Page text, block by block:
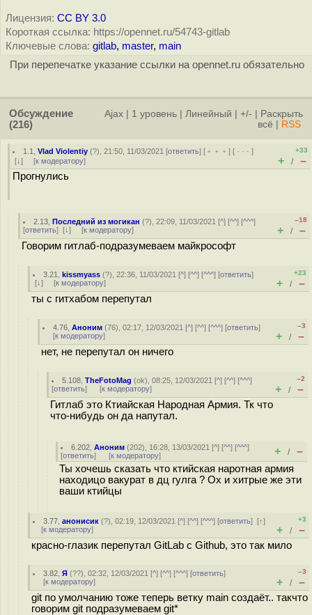
Лицензия: CC BY 3.0
Короткая ссылка: https://opennet.ru/54743-gitlab
Ключевые слова: gitlab, master, main
При перепечатке указание ссылки на opennet.ru обязательно
Обсуждение
(216)
Ajax 1 уровень Линейный +/-
Раскрыть
всё
RSS
1.1 ,Vlad Violentiy (?), 21:50, 11/03/2021 [ответить] [ ﹢﹢﹢] [ · · ·]
[↓] [к модератору]
+33
+ / –
Прогнулись
2.13 ,Последний из могикан (?), 22:09, 11/03/2021 [^] [^^] [^^^]
[ответить] [↓] [к модератору]
–18
+ / –
Говорим гитлаб-подразумеваем майкрософт
3.21 ,kissmyass (?), 22:36, 11/03/2021 [^] [^^] [^^^] [ответить]
[↓] [к модератору]
+23
+ / –
ты с гитхабом перепутал
4.76 ,Аноним (76), 02:17, 12/03/2021 [^] [^^] [^^^] [ответить]
[к модератору]
–3
+ / –
нет, не перепутал он ничего
5.108 ,TheFotoMag (ok), 08:25, 12/03/2021 [^] [^^] [^^^]
[ответить] [к модератору]
–2
+ / –
Гитлаб это Ктиайская Народная Армия. Тк что
что-нибудь он да напутал.
6.202 ,Аноним (202), 16:28, 13/03/2021 [^] [^^] [^^^]
[ответить] [к модератору] + / –
Ты хочешь сказать что ктийская наротная армия
находицо вакурат в дц гулга ? Ох и хитрые же эти
ваши ктийцы
3.77 ,анонисик (?), 02:19, 12/03/2021 [^] [^^] [^^^] [ответить][↑]
[к модератору]
+3
+ / –
красно-глазик перепутал GitLab с Github, это так мило
3.82 ,Я (??), 02:32, 12/03/2021 [^] [^^] [^^^] [ответить]
[к модератору]
–3
+ / –
git по умолчанию тоже теперь ветку main создаёт.. такчто
говорим git подразумеваем git*